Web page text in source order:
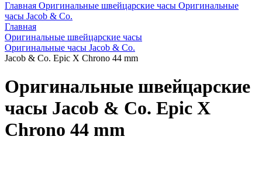
Главная Оригинальные швейцарские часы Оригинальные
часы Jacob & Co.
Главная
Оригинальные швейцарские часы
Оригинальные часы Jacob & Co.
Jacob & Co. Epic X Chrono 44 mm
Оригинальные швейцарские
часы Jacob & Co. Epic X
Chrono 44 mm